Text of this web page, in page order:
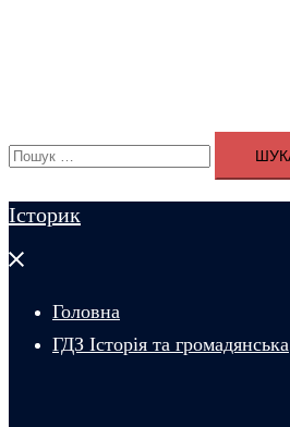
Пошук:
Історик
Закрити
Головна
ГДЗ Історія та громадянська